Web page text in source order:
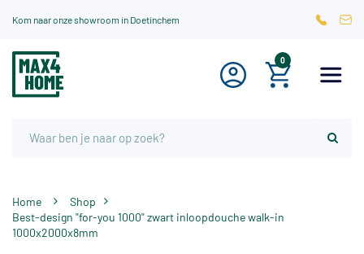
Kom naar onze showroom in Doetinchem
0
Home
Shop
Best-design "for-you 1000" zwart inloopdouche walk-in
1000x2000x8mm